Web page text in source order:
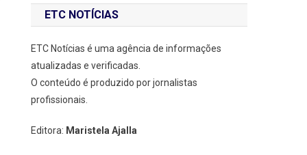
ETC NOTÍCIAS
ETC Notícias é uma agência de informações
atualizadas e verificadas.
O conteúdo é produzido por jornalistas
profissionais.
Editora: Maristela Ajalla